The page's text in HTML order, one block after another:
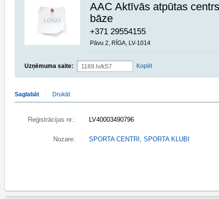
AAC Aktīvās atpūtas
bāze
+371 29554155
Pāvu 2, RĪGA, LV-1014
Uzņēmuma saite: Kopēt
Saglabāt Drukāt
Reģistrācijas nr.: LV40003490796
Nozare: SPORTA CENTRI, SPORTA KLUBI